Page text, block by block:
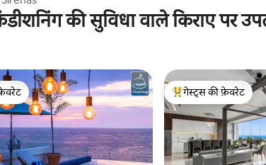
की सुविधा वाले किराए पर
गेस्ट्स का टॉप फ़ेवरेट
गेस्ट्स की फ़ेवरेट